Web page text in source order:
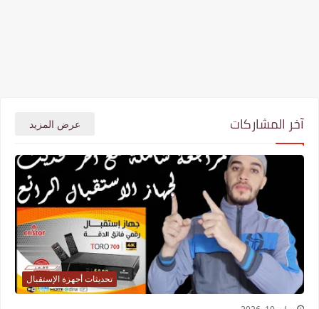
آخر المشاركات عرض المزيد
تحديثات أجهزة الإستقبال